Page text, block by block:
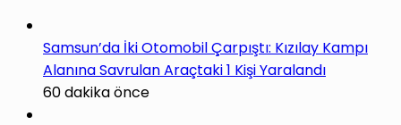
Samsun’da İki Otomobil Çarpıştı: Kızılay Kampı
Alanına Savrulan Araçtaki 1 Kişi Yaralandı
60 dakika önce